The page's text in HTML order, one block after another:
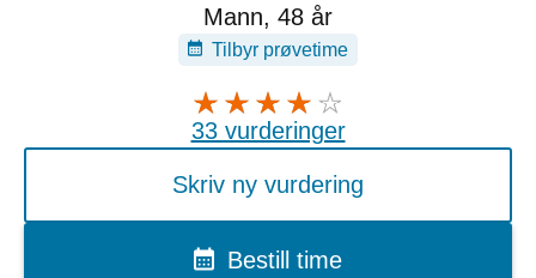
Mann, 48 år
Tilbyr prøvetime
33 vurderinger
Skriv ny vurdering
Bestill time